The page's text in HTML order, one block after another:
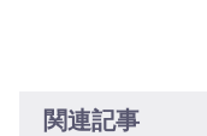
関連記事